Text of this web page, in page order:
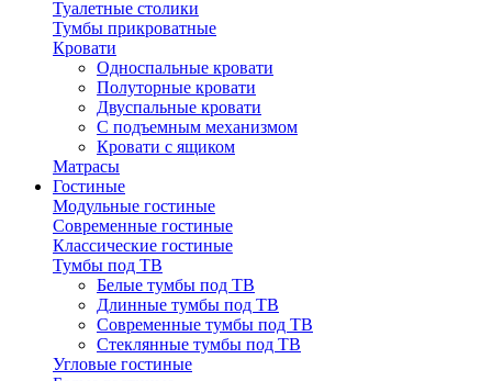
Туалетные столики
Тумбы прикроватные
Кровати
Односпальные кровати
Полуторные кровати
Двуспальные кровати
С подъемным механизмом
Кровати с ящиком
Матрасы
Гостиные
Модульные гостиные
Современные гостиные
Классические гостиные
Тумбы под ТВ
Белые тумбы под ТВ
Длинные тумбы под ТВ
Современные тумбы под ТВ
Стеклянные тумбы под ТВ
Угловые гостиные